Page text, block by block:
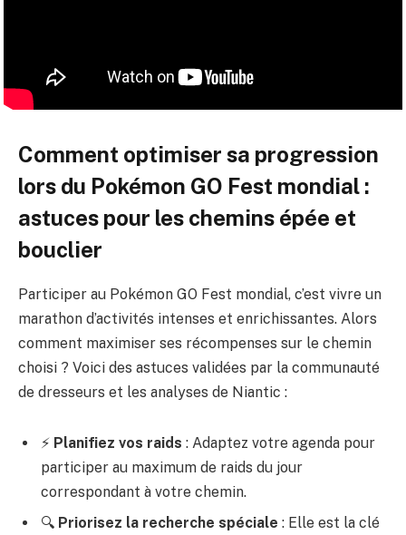
Comment optimiser sa progression
lors du Pokémon GO Fest mondial :
astuces pour les chemins épée et
bouclier
Participer au Pokémon GO Fest mondial, c’est vivre un
marathon d’activités intenses et enrichissantes. Alors
comment maximiser ses récompenses sur le chemin
choisi ? Voici des astuces validées par la communauté
de dresseurs et les analyses de Niantic :
⚡ Planifiez vos raids : Adaptez votre agenda pour
participer au maximum de raids du jour
correspondant à votre chemin.
🔍 Priorisez la recherche spéciale : Elle est la clé